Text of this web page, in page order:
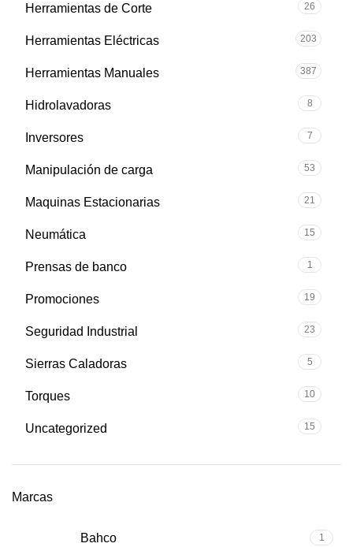
Herramientas de Corte 26
Herramientas Eléctricas 203
Herramientas Manuales 387
Hidrolavadoras 8
Inversores 7
Manipulación de carga 53
Maquinas Estacionarias 21
Neumática 15
Prensas de banco 1
Promociones 19
Seguridad Industrial 23
Sierras Caladoras 5
Torques 10
Uncategorized 15
Marcas
Bahco 1